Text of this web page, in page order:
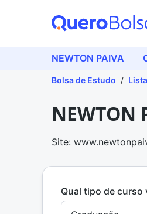
NEWTON PAIVA
Bolsa de Estudo /
NEWTON
Site:
Qual tipo de curso